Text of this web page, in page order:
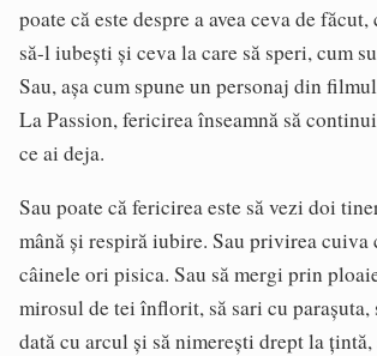
poate că este despre a avea ceva de
să-l iubești și ceva la care să speri, cum
Sau, așa cum spune un personaj din filmul
La Passion, fericirea înseamnă să
ce ai deja.
Sau poate că fericirea este să vezi doi
mână și respiră iubire. Sau privirea cuiva
câinele ori pisica. Sau să mergi prin
mirosul de tei înflorit, să sari cu parașuta,
dată cu arcul și să nimerești drept la țintă,